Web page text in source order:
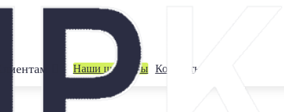
Клиентам Наши шоурумы Контакты